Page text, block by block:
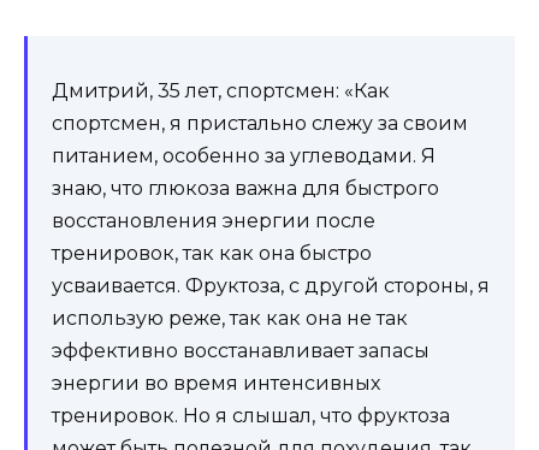
Дмитрий, 35 лет, спортсмен: «Как
спортсмен, я пристально слежу за своим
питанием, особенно за углеводами. Я
знаю, что глюкоза важна для быстрого
восстановления энергии после
тренировок, так как она быстро
усваивается. Фруктоза, с другой стороны, я
использую реже, так как она не так
эффективно восстанавливает запасы
энергии во время интенсивных
тренировок. Но я слышал, что фруктоза